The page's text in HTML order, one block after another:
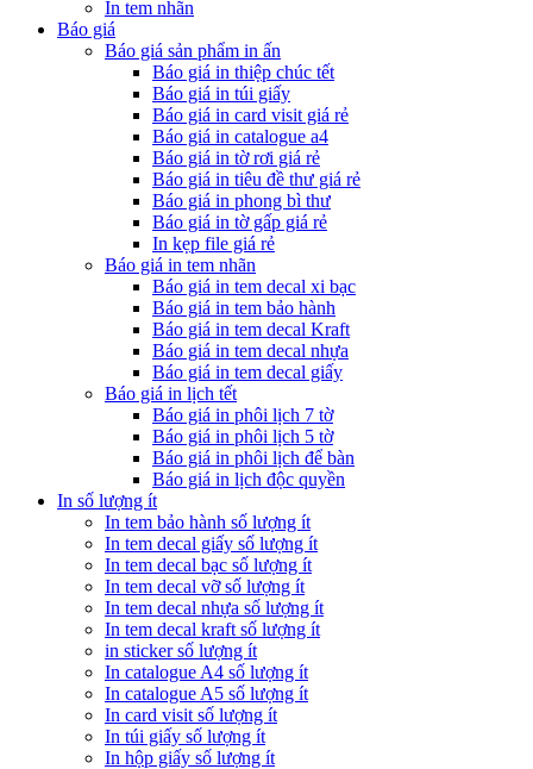
In tem nhãn
Báo giá
Báo giá sản phẩm in ấn
Báo giá in thiệp chúc tết
Báo giá in túi giấy
Báo giá in card visit giá rẻ
Báo giá in catalogue a4
Báo giá in tờ rơi giá rẻ
Báo giá in tiêu đề thư giá rẻ
Báo giá in phong bì thư
Báo giá in tờ gấp giá rẻ
In kẹp file giá rẻ
Báo giá in tem nhãn
Báo giá in tem decal xi bạc
Báo giá in tem bảo hành
Báo giá in tem decal Kraft
Báo giá in tem decal nhựa
Báo giá in tem decal giấy
Báo giá in lịch tết
Báo giá in phôi lịch 7 tờ
Báo giá in phôi lịch 5 tờ
Báo giá in phôi lịch để bàn
Báo giá in lịch độc quyền
In số lượng ít
In tem bảo hành số lượng ít
In tem decal giấy số lượng ít
In tem decal bạc số lượng ít
In tem decal vỡ số lượng ít
In tem decal nhựa số lượng ít
In tem decal kraft số lượng ít
in sticker số lượng ít
In catalogue A4 số lượng ít
In catalogue A5 số lượng ít
In card visit số lượng ít
In túi giấy số lượng ít
In hộp giấy số lượng ít